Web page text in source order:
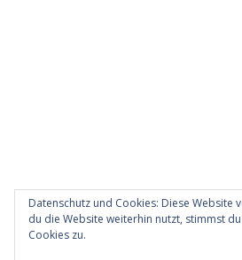
Datenschutz und Cookies: Diese Website
du die Website weiterhin nutzt, stimmst
Cookies zu.